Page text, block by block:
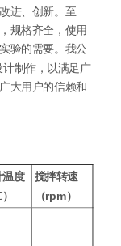
进、创新。至
规格齐全，使用
验的需要。我公
制作，以满足广
大用户的信赖和
温度
）
搅拌转速
（rpm）